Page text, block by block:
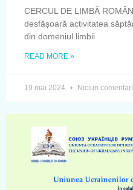
CERCUL DE LIMBĂ
desfășoară activitatea
din domeniul limbii
READ MORE »
19 mai 2024 Niciun